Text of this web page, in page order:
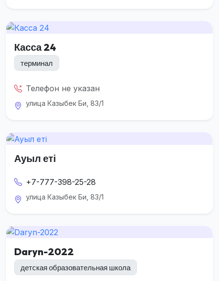
Касса 24
терминал
Телефон не указан
улица Казыбек Би, 83/1
Ауыл еті
+7-777-398-25-28
улица Казыбек Би, 83/1
Daryn-2022
детская образовательная школа